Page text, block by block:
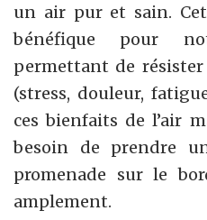
un air pur et sain.
bénéfique pour
permettant de
(stress, douleur,
ces bienfaits de l’air
besoin de prendre
promenade sur le
amplement.